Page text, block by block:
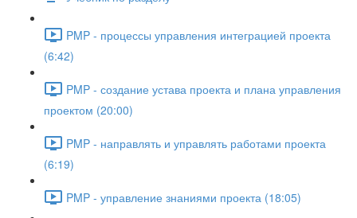
PMP - процессы управления интеграцией проекта
(6:42)
PMP - создание устава проекта и плана управления
проектом (20:00)
PMP - направлять и управлять работами проекта
(6:19)
PMP - управление знаниями проекта (18:05)